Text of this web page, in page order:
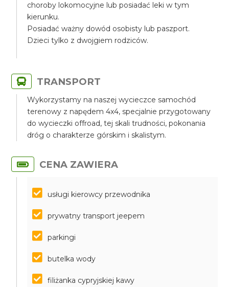
choroby lokomocyjne lub posiadać leki w tym
kierunku.
Posiadać ważny dowód osobisty lub paszport.
Dzieci tylko z dwojgiem rodziców.
TRANSPORT
Wykorzystamy na naszej wycieczce samochód
terenowy z napędem 4x4, specjalnie przygotowany
do wycieczki offroad, tej skali trudności, pokonania
dróg o charakterze górskim i skalistym.
CENA ZAWIERA
usługi kierowcy przewodnika
prywatny transport jeepem
parkingi
butelka wody
filiżanka cypryjskiej kawy